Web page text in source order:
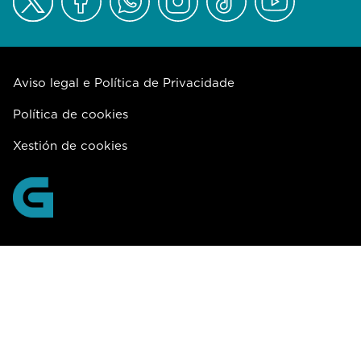
Aviso legal e Política de Privacidade
Política de cookies
Xestión de cookies